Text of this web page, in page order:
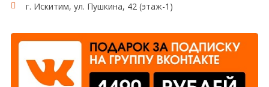
г. Искитим, ул. Пушкина, 42 (этаж-1)